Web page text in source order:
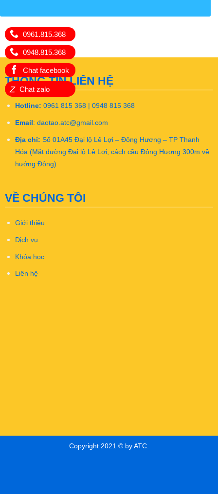
0961.815.368
0948.815.368
Chat facebook
Z Chat zalo
THÔNG TIN LIÊN HỆ
Hotline: 0961 815 368 | 0948 815 368
Email: daotao.atc@gmail.com
Địa chỉ: Số 01A45 Đại lộ Lê Lợi – Đông Hương – TP Thanh
Hóa (Mặt đường Đại lộ Lê Lợi, cách cầu Đông Hương 300m về
hướng Đông)
VỀ CHÚNG TÔI
Giới thiệu
Dịch vụ
Khóa học
Liên hệ
Copyright 2021 © by ATC.